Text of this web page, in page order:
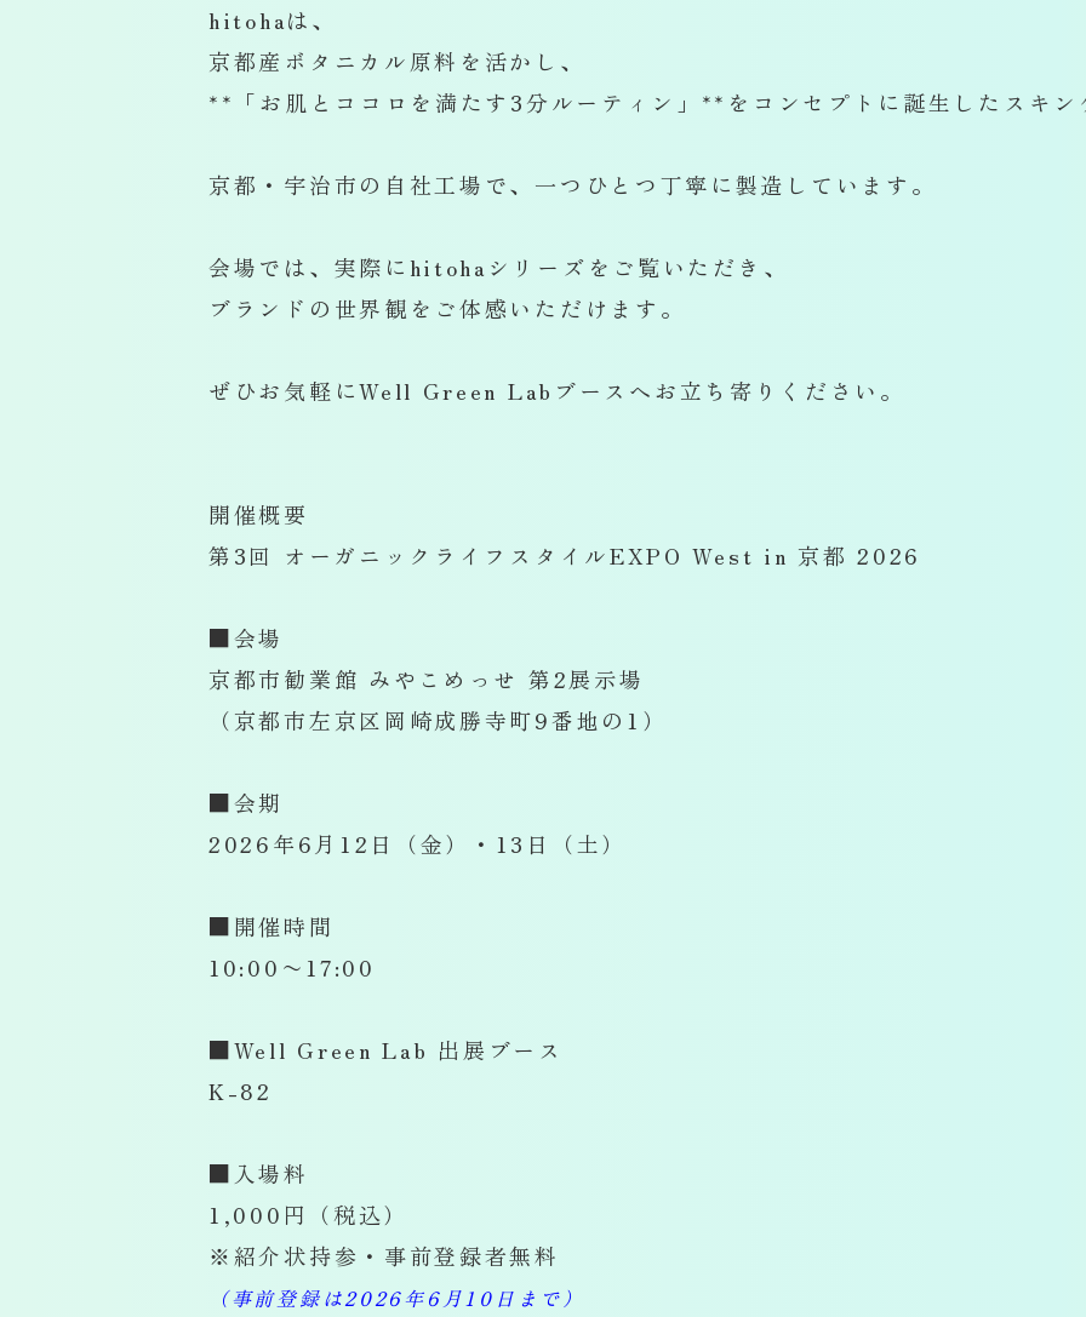
hitohaは、
京都産ボタニカル原料を活かし、
**「お肌とココロを満たす3分ルーティン」**をコンセプトに誕生したスキ
京都・宇治市の自社工場で、一つひとつ丁寧に製造しています。
会場では、実際にhitohaシリーズをご覧いただき、
ブランドの世界観をご体感いただけます。
ぜひお気軽にWell Green Labブースへお立ち寄りください。
開催概要
第3回 オーガニックライフスタイルEXPO West in 京都 2026
■会場
京都市勧業館 みやこめっせ 第2展示場
（京都市左京区岡崎成勝寺町9番地の1）
■会期
2026年6月12日（金）・13日（土）
■開催時間
10:00〜17:00
■Well Green Lab 出展ブース
K-82
■入場料
1,000円（税込）
※紹介状持参・事前登録者無料
（事前登録は2026年6月10日まで）